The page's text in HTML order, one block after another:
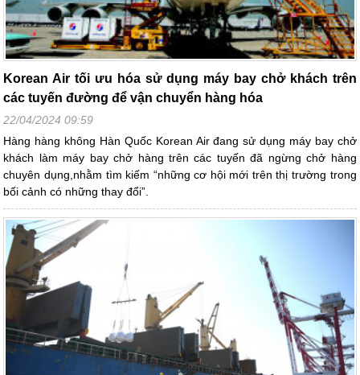
Korean Air tối ưu hóa sử dụng máy bay chở khách trên
các tuyến đường để vận chuyển hàng hóa
22/04/2024 09:59
Hàng hàng không Hàn Quốc Korean Air đang sử dụng máy bay chở
khách làm máy bay chở hàng trên các tuyến đã ngừng chở hàng
chuyên dụng,nhằm tìm kiếm “những cơ hội mới trên thị trường trong
bối cảnh có những thay đổi”.